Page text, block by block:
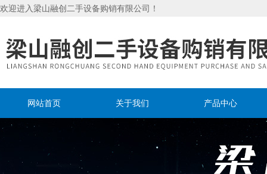
欢迎进入梁山融创二手设备购销有限公司！
网站首页 关于我们 产品中心